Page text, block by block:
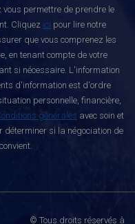
vous permettre de prendre le
Cliquez ici pour lire notre
que vous comprenez les
en tenant compte de votre
si nécessaire. L'information
d'information est d'ordre
personnelle, financière,
générales avec soin et
si la négociation de
© Tous droits réservés à